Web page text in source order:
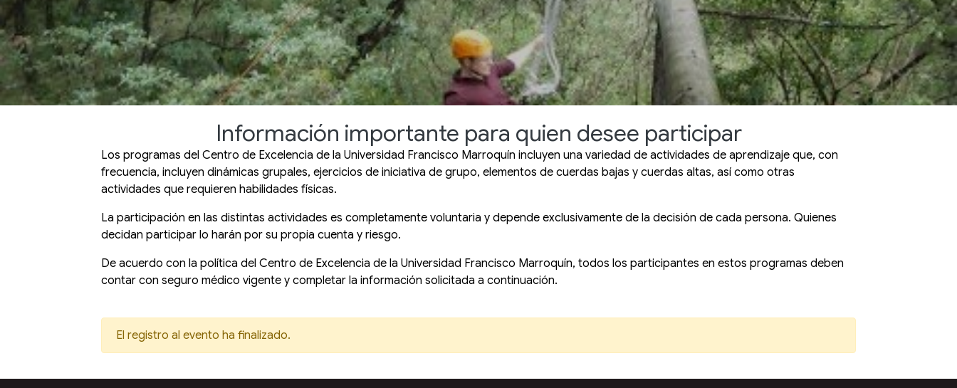
Información importante para quien desee participar
Los programas del Centro de Excelencia de la Universidad Francisco Marroquín incluyen una variedad de actividades de aprendizaje que, con
frecuencia, incluyen dinámicas grupales, ejercicios de iniciativa de grupo, elementos de cuerdas bajas y cuerdas altas, así como otras
actividades que requieren habilidades físicas.
La participación en las distintas actividades es completamente voluntaria y depende exclusivamente de la decisión de cada persona. Quienes
decidan participar lo harán por su propia cuenta y riesgo.
De acuerdo con la política del Centro de Excelencia de la Universidad Francisco Marroquín, todos los participantes en estos programas deben
contar con seguro médico vigente y completar la información solicitada a continuación.
El registro al evento ha finalizado.